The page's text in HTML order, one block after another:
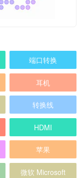
端口转换
耳机
转换线
HDMI
苹果
微软 Microsoft